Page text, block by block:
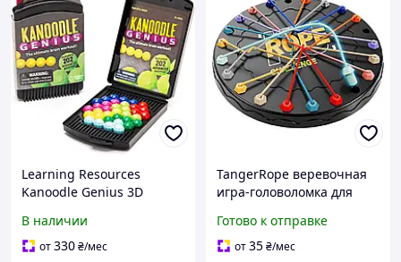
Learning Resources
Kanoodle Genius 3D
дорослих підлітків і дітей
понад 200 завдань
В наличии
от330₴/мес
TangerRope веревочная
игра-головоломка для
Готово к отправке
от35₴/мес